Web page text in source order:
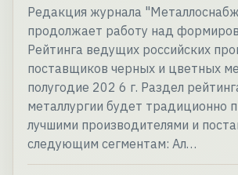
Редакция журнала
продолжает работу над
Рейтинга ведущих российских
поставщиков черных и цветных
полугодие 202 6 г. Раздел
металлургии будет традиционно
лучшими производителями и
следующим сегментам: Ал…